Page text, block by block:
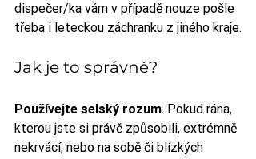
dispečer/ka vám v případě nouze pošle
třeba i leteckou záchranku z jiného kraje.
Jak je to správně?
Používejte selský rozum. Pokud rána,
kterou jste si právě způsobili, extrémně
nekrvácí, nebo na sobě či blízkých